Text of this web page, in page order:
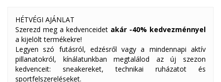
HÉTVÉGI AJÁNLAT
Szerezd meg a kedvenceidet akár -40% kedvezménnyel
a kijelölt termékekre!
Legyen szó futásról, edzésről vagy a mindennapi aktív
pillanatokról, kínálatunkban megtalálod az új szezon
kedvenceit: sneakereket, technikai ruházatot és
sportfelszereléseket.